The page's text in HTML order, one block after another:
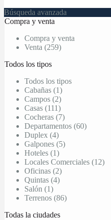
Búsqueda avanzada
Compra y venta
Compra y venta
Venta (259)
Todos los tipos
Todos los tipos
Cabañas (1)
Campos (2)
Casas (111)
Cocheras (7)
Departamentos (60)
Duplex (4)
Galpones (5)
Hoteles (1)
Locales Comerciales (12)
Oficinas (2)
Quintas (4)
Salón (1)
Terrenos (86)
Todas la ciudades